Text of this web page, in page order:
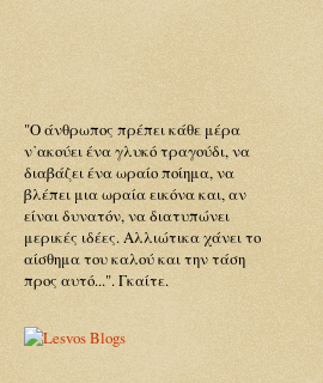
"O άνθρωπος πρέπει κάθε μέρα
ν᾽ακούει ένα γλυκό τραγούδι, να
διαβάζει ένα ωραίο ποίημα, να
βλέπει μια ωραία εικόνα και, αν
είναι δυνατόν, να διατυπώνει
μερικές ιδέες. Αλλιώτικα χάνει το
αίσθημα του καλού και την τάση
προς αυτό...". Γκαίτε.